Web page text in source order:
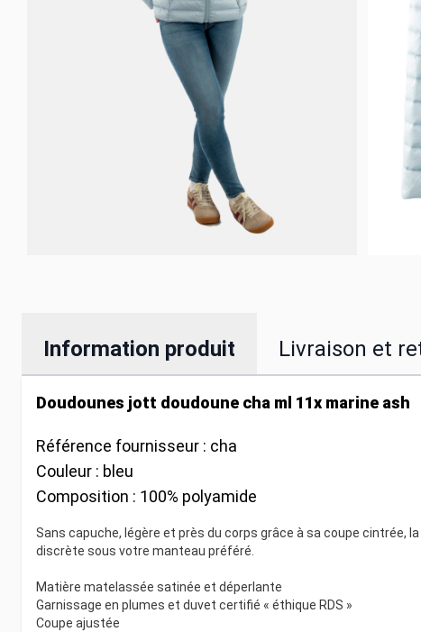
Information produit Livraison et
Doudounes jott doudoune cha ml 11x marine ash
Référence fournisseur : cha
Couleur : bleu
Composition : 100% polyamide
Sans capuche, légère et près du corps grâce à sa coupe cintrée,
discrète sous votre manteau préféré.
Matière matelassée satinée et déperlante
Garnissage en plumes et duvet certifié « éthique RDS »
Coupe ajustée